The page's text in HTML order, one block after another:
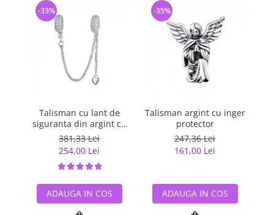
Talisman cu lant de
siguranta din argint cu
inimioara placat cu rodiu
381,33 Lei
254,00 Lei
-33%
ADAUGA IN COS
Talisman argint cu inger
protector
247,36 Lei
161,00 Lei
-35%
ADAUGA IN COS